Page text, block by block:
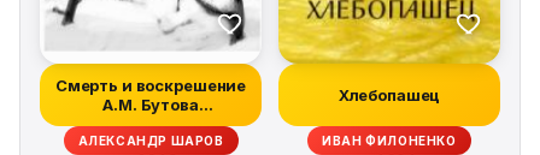
Смерть и воскрешение
А.М. Бутова
(Происшествие на...
АЛЕКСАНДР ШАРОВ
Хлебопашец
ИВАН ФИЛОНЕНКО